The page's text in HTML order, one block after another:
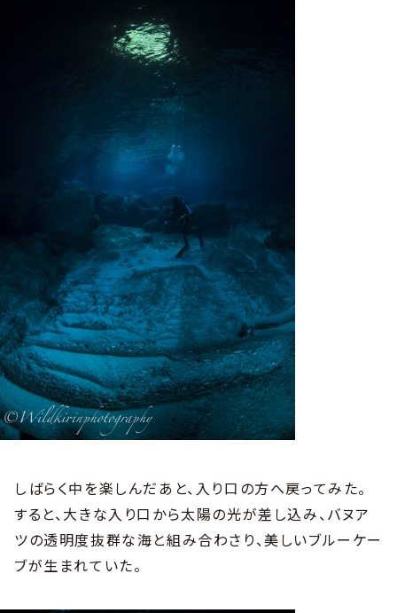
しばらく中を楽しんだあと、入り口の方へ戻ってみた。
すると、大きな入り口から太陽の光が差し込み、バヌア
ツの透明度抜群な海と組み合わさり、美しいブルーケー
ブが生まれていた。